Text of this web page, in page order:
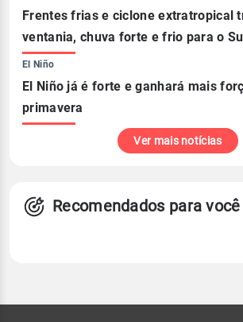
Frentes frias e ciclone extratropical
ventania, chuva forte e frio para o
El Niño
El Niño já é forte e ganhará mais
primavera
Ver mais notícias
Recomendados para você